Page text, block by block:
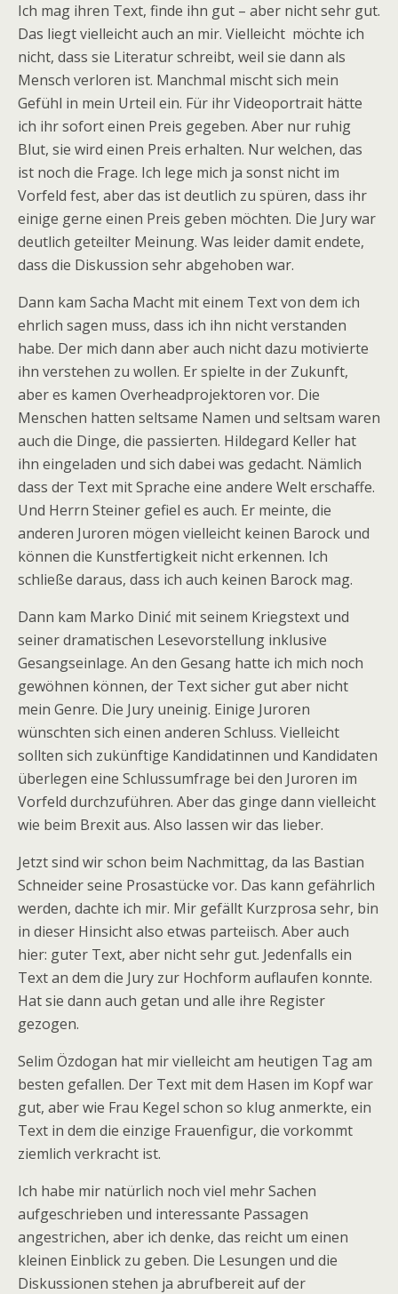
Ich mag ihren Text, finde ihn gut – aber nicht sehr gut.
Das liegt vielleicht auch an mir. Vielleicht möchte ich
nicht, dass sie Literatur schreibt, weil sie dann als
Mensch verloren ist. Manchmal mischt sich mein
Gefühl in mein Urteil ein. Für ihr Videoportrait hätte
ich ihr sofort einen Preis gegeben. Aber nur ruhig
Blut, sie wird einen Preis erhalten. Nur welchen, das
ist noch die Frage. Ich lege mich ja sonst nicht im
Vorfeld fest, aber das ist deutlich zu spüren, dass ihr
einige gerne einen Preis geben möchten. Die Jury war
deutlich geteilter Meinung. Was leider damit endete,
dass die Diskussion sehr abgehoben war.
Dann kam Sacha Macht mit einem Text von dem ich
ehrlich sagen muss, dass ich ihn nicht verstanden
habe. Der mich dann aber auch nicht dazu motivierte
ihn verstehen zu wollen. Er spielte in der Zukunft,
aber es kamen Overheadprojektoren vor. Die
Menschen hatten seltsame Namen und seltsam waren
auch die Dinge, die passierten. Hildegard Keller hat
ihn eingeladen und sich dabei was gedacht. Nämlich
dass der Text mit Sprache eine andere Welt erschaffe.
Und Herrn Steiner gefiel es auch. Er meinte, die
anderen Juroren mögen vielleicht keinen Barock und
können die Kunstfertigkeit nicht erkennen. Ich
schließe daraus, dass ich auch keinen Barock mag.
Dann kam Marko Dinić mit seinem Kriegstext und
seiner dramatischen Lesevorstellung inklusive
Gesangseinlage. An den Gesang hatte ich mich noch
gewöhnen können, der Text sicher gut aber nicht
mein Genre. Die Jury uneinig. Einige Juroren
wünschten sich einen anderen Schluss. Vielleicht
sollten sich zukünftige Kandidatinnen und Kandidaten
überlegen eine Schlussumfrage bei den Juroren im
Vorfeld durchzuführen. Aber das ginge dann vielleicht
wie beim Brexit aus. Also lassen wir das lieber.
Jetzt sind wir schon beim Nachmittag, da las Bastian
Schneider seine Prosastücke vor. Das kann gefährlich
werden, dachte ich mir. Mir gefällt Kurzprosa sehr, bin
in dieser Hinsicht also etwas parteiisch. Aber auch
hier: guter Text, aber nicht sehr gut. Jedenfalls ein
Text an dem die Jury zur Hochform auflaufen konnte.
Hat sie dann auch getan und alle ihre Register
gezogen.
Selim Özdogan hat mir vielleicht am heutigen Tag am
besten gefallen. Der Text mit dem Hasen im Kopf war
gut, aber wie Frau Kegel schon so klug anmerkte, ein
Text in dem die einzige Frauenfigur, die vorkommt
ziemlich verkracht ist.
Ich habe mir natürlich noch viel mehr Sachen
aufgeschrieben und interessante Passagen
angestrichen, aber ich denke, das reicht um einen
kleinen Einblick zu geben. Die Lesungen und die
Diskussionen stehen ja abrufbereit auf der